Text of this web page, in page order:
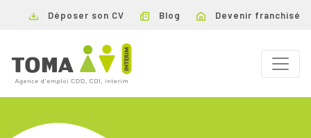
Déposer son CV Blog Devenir franchisé